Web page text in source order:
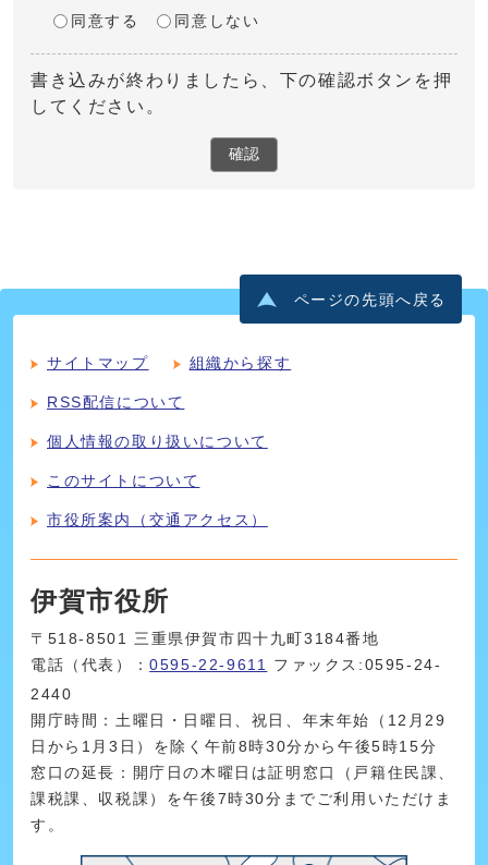
同意する 同意しない
書き込みが終わりましたら、下の確認ボタンを押
してください。
確認
ページの先頭へ戻る
サイトマップ 組織から探す
RSS配信について
個人情報の取り扱いについて
このサイトについて
市役所案内（交通アクセス）
伊賀市役所
〒518-8501 三重県伊賀市四十九町3184番地
電話（代表）：0595-22-9611 ファックス:0595-24-
2440
開庁時間：土曜日・日曜日、祝日、年末年始（12月29
日から1月3日）を除く午前8時30分から午後5時15分
窓口の延長：開庁日の木曜日は証明窓口（戸籍住民課、
課税課、収税課）を午後7時30分までご利用いただけま
す。